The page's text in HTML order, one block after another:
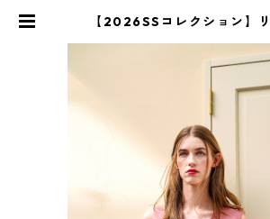
【2026SSコレクション】